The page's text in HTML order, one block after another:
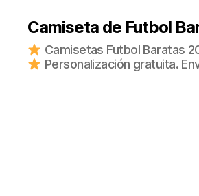
Camiseta de Futbol
Camisetas Futbol Baratas
Personalización gratuita.